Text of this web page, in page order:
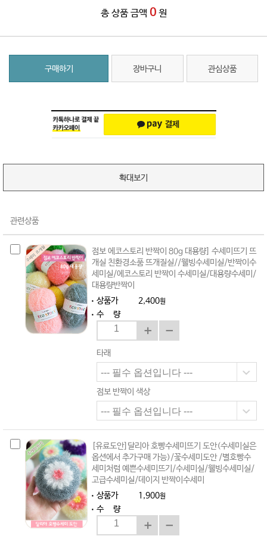
총 상품 금액 0 원
구매하기 장바구니 관심상품
확대보기
관련상품
점보 에코스토리 반짝이 80g 대용량] 수세미뜨기 뜨
개실 친환경소품 뜨개질실//웰빙수세미실/반짝이수
세미실/에코스토리 반짝이 수세미실/대용량수세미/
대용량반짝이
상품가
2,400원
수 량
타래
점보 반짝이 색상
[유료도안]달리아 호빵수세미뜨기 도안(수세미실은
옵션에서 추가구매 가능)/꽃수세미도안 /별호빵수
세미처럼 예쁜수세미뜨기/수세미실/웰빙수세미실/
고급수세미실/데이지 반짝이수세미
상품가
1,900원
수 량